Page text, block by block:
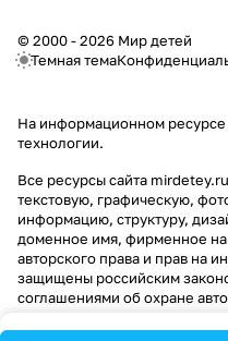
© 2000 - 2026 Мир детей
Темная тема
На информационном
технологии.
Все ресурсы сайта
текстовую, графическую,
информацию, структуру,
доменное имя, фирменное
авторского права и прав на
защищены российским
соглашениями об охране